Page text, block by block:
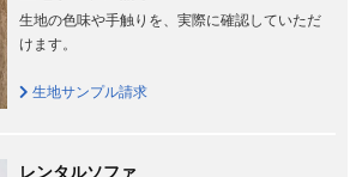
生地の色味や手触りを、実際に確認していただ
けます。
生地サンプル請求
レンタルソファ